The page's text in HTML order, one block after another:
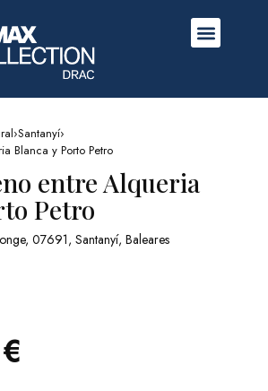
›Santanyí›
Blanca y Porto Petro
entre Alqueria
Petro
07691, Santanyí, Baleares